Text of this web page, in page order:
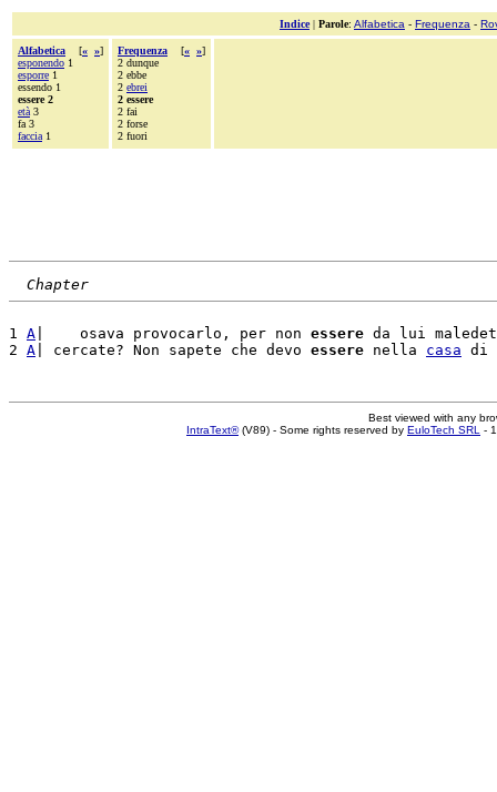
Indice| Parole: Alfabetica - Frequenza -
Alfabetica [« »]
esponendo 1
esporre 1
essendo 1
essere 2
età 3
fa 3
faccia 1
Frequenza [« »]
2 dunque
2 ebbe
2 ebrei
2 essere
2 fai
2 forse
2 fuori
Chapter
1 A |    osava provocarlo, per non essere da lui
2 A | cercate? Non sapete che devo essere nella casa di
Best viewed with any
IntraText®(V89) - Some rights reserved by EuloTech SRL -